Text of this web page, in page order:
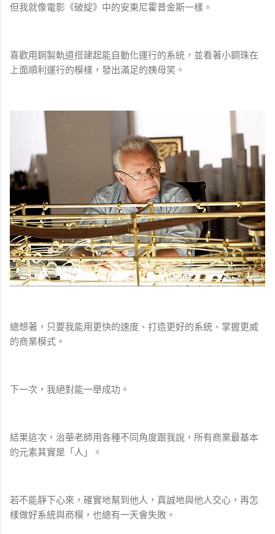
但我就像電影《破綻》中的安東尼霍普金斯一樣。
喜歡用銅製軌道搭建起能自動化運行的系統，並看著小鋼珠在
上面順利運行的模樣，發出滿足的姨母笑。
總想著，只要我能用更快的速度、打造更好的系統、掌握更威
的商業模式。
下一次，我絕對能一舉成功。
結果這次，治華老師用各種不同角度跟我說，所有商業最基本
的元素其實是「人」。
若不能靜下心來，確實地幫到他人，真誠地與他人交心，再怎
樣做好系統與商模，也總有一天會失敗。